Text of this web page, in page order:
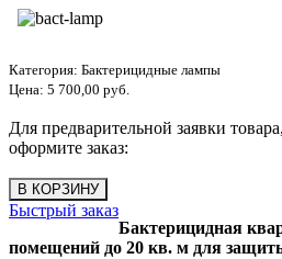
Категория: Бактерицидные лампы
Цена: 5 700,00 руб.
Для предварительной заявки
оформите заказ:
Быстрый заказ
Бактерицидная
помещений до 20 кв. м для